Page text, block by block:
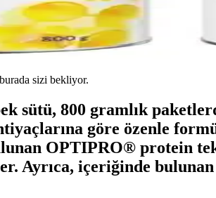
sizi bekliyor.
sütü, 800 gramlık
göre özenle
OPTIPRO® protein
Ayrıca, içeriğinde